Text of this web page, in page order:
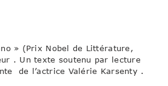
» (Prix Nobel de Littérature,
. Un texte soutenu par lecture
de l’actrice Valérie Karsenty .